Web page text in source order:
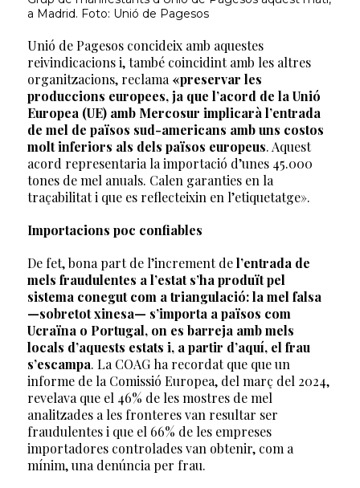
a Madrid. Foto: Unió de Pagesos
Unió de Pagesos concideix amb aquestes
reivindicacions i, també coincidint amb les altres
organitzacions, reclama «preservar les
produccions europees, ja que l’acord de la Unió
Europea (UE) amb Mercosur implicarà l’entrada
de mel de països sud-americans amb uns costos
molt inferiors als dels països europeus. Aquest
acord representaria la importació d’unes 45.000
tones de mel anuals. Calen garanties en la
traçabilitat i que es reflecteixin en l’etiquetatge».
Importacions poc confiables
De fet, bona part de l’increment del’entrada de
mels fraudulentes a l’estat s’ha produït pel
sistema conegut com a triangulació: la mel falsa
—sobretot xinesa— s’importa a països com
Ucraïna o Portugal, on es barreja amb mels
locals d’aquests estats i, a partir d’aquí, el frau
s’escampa. La COAG ha recordat que que un
informe de la Comissió Europea, del març del 2024,
revelava que el 46% de les mostres de mel
analitzades a les fronteres van resultar ser
fraudulentes i que el 66% de les empreses
importadores controlades van obtenir, com a
mínim, una denúncia per frau.